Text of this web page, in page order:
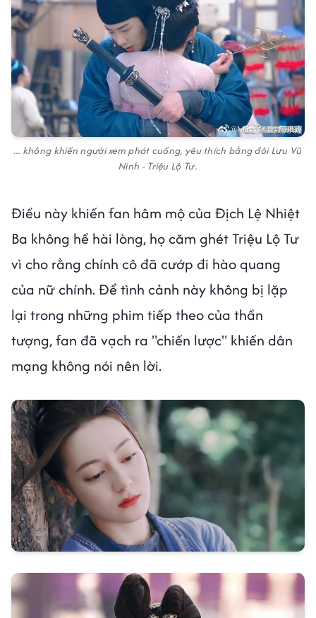
... không khiến người xem phát cuồng, yêu thích bằng đôi Lưu Vũ
Ninh - Triệu Lộ Tư.
Điều này khiến fan hâm mộ của Địch Lệ Nhiệt
Ba không hề hài lòng, họ căm ghét Triệu Lộ Tư
vì cho rằng chính cô đã cướp đi hào quang
của nữ chính. Để tình cảnh này không bị lặp
lại trong những phim tiếp theo của thần
tượng, fan đã vạch ra "chiến lược" khiến dân
mạng không nói nên lời.